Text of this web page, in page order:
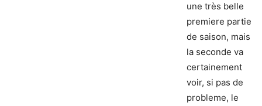
une très belle
premiere partie
de saison, mais
la seconde va
certainement
voir, si pas de
probleme, le